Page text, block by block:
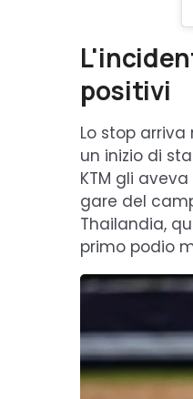
positivi
Lo stop
un inizio di
KTM gli
gare del
Thailandia,
primo podio